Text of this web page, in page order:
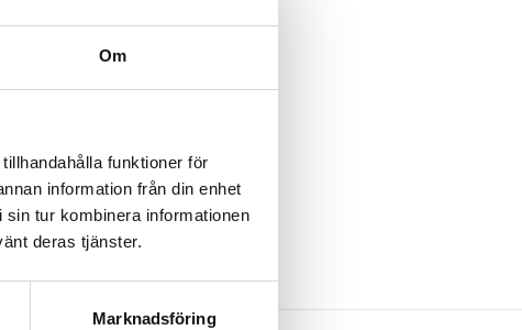
Om
funktioner för
information från din enhet
tur kombinera informationen
deras tjänster.
Marknadsföring